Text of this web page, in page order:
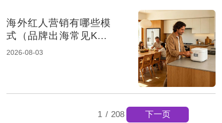
海外红人营销有哪些模
式（品牌出海常见KOL
合作方式解析）
2026-08-03
1 / 208 下一页